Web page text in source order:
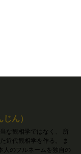
ん）
な観相学ではなく、 所
近代観相学を作る。 ま
人のフルネームを独自の